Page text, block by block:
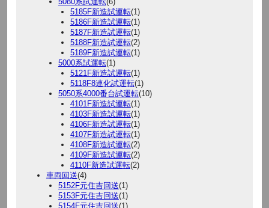
5185F新造試運転(1)
5186F新造試運転(1)
5187F新造試運転(1)
5188F新造試運転(2)
5189F新造試運転(1)
5000系試運転(1)
5121F新造試運転(1)
5118F8連化試運転(1)
5050系4000番台試運転(10)
4101F新造試運転(1)
4103F新造試運転(1)
4106F新造試運転(1)
4107F新造試運転(1)
4108F新造試運転(2)
4109F新造試運転(2)
4110F新造試運転(2)
車両回送(4)
5152F元住吉回送(1)
5153F元住吉回送(1)
5154F元住吉回送(1)